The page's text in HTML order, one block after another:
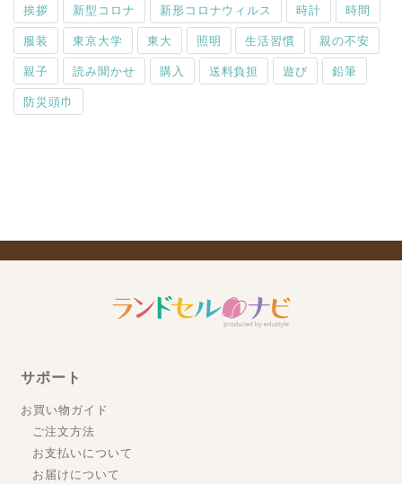
挨拶
新型コロナ 新形コロナウィルス 時計
時間
服装
東京大学 東大 照明 生活習慣
親の不安
親子
読み聞かせ 購入 送料負担 遊び
鉛筆
防災頭巾
サポート
お買い物ガイド
ご注文方法
お支払いについて
お届けについて